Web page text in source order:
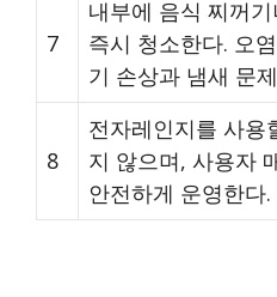
7
내부에 음식 찌꺼
즉시 청소한다. 오
기 손상과 냄새 문
8
전자레인지를 사용
지 않으며, 사용자
안전하게 운영한다.